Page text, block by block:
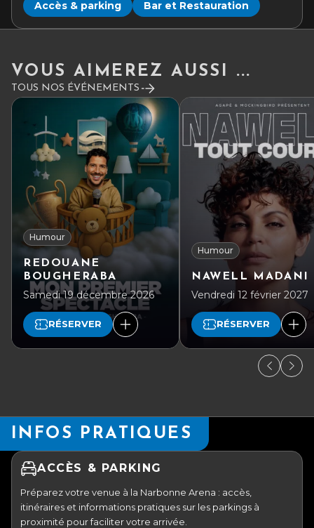
Accès & parking Bar et Restauration
VOUS AIMEREZ AUSSI ...
TOUS NOS ÉVÉNEMENTS
Humour
REDOUANE
BOUGHERABA
Samedi 19 décembre 2026
RÉSERVER
Humour
NAWELL MADANI
Vendredi 12 février 2027
RÉSERVER
INFOS PRATIQUES
ACCÈS & PARKING
Préparez votre venue à la Narbonne Arena : accès,
itinéraires et informations pratiques sur les parkings à
proximité pour faciliter votre arrivée.